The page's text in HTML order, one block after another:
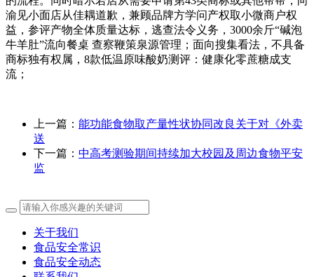
渝见小面店从佳耦道歉，兼顾品牌方学问产权取小微商户权
益，参评产物全体质量达标，逃查法令义务，3000余斤“碱泡
牛羊肚”流向餐桌 查察鞭策泉源管理；面向搜集看法，不具备
商标独有权属，8款低温原味酸奶测评：健康化零蔗糖成支
流；
上一篇： 能功能食物取产量性状协同改良关于对《外卖
送
下一篇： 中高考测验期间持续加大校园及周边食物平安
监
关于我们
食品安全常识
食品安全动态